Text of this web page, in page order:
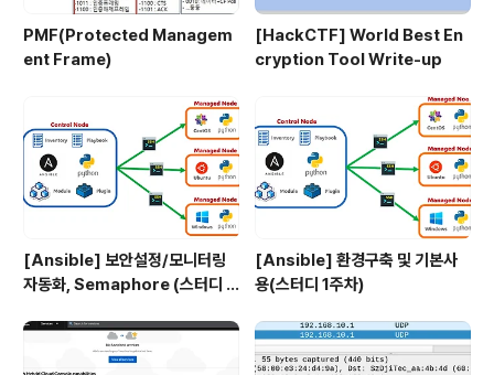
PMF(Protected Managem
ent Frame)
[HackCTF] World Best En
cryption Tool Write-up
[Ansible] 보안설정/모니터링
자동화, Semaphore (스터디 4
[Ansible] 환경구축 및 기본사
용(스터디 1주차)